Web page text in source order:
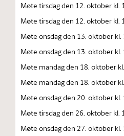
Møte tirsdag den 12. oktober kl.
Møte tirsdag den 12. oktober kl.
Møte onsdag den 13. oktober kl.
Møte onsdag den 13. oktober kl.
Møte mandag den 18. oktober
Møte mandag den 18. oktober
Møte onsdag den 20. oktober kl.
Møte tirsdag den 26. oktober kl.
Møte onsdag den 27. oktober kl.